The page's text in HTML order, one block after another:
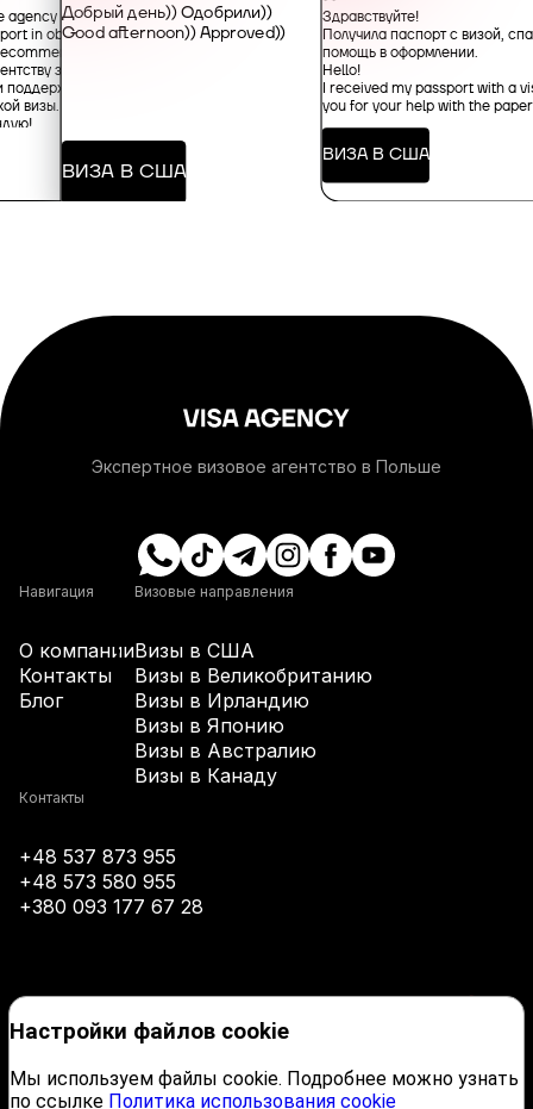
+1-684
+244
+1-268
+374
+61
+43
+1-242
+973
+1-246
agency for their
in obtaining an
за
в
визы.
Добрый день)) Одобрили))
Good afternoon)) Approved))
ВИЗА В США
Здравствуйте!
Получила паспорт с визой,
помощь в оформлении.
Hello!
I received my passport with a
you for your help with the
ВИЗА В США
Экспертное визовое агентство в Польше
Визовые направления
Визы в США
Визы в Великобританию
Визы в Ирландию
Визы в Японию
Визы в Австралию
Визы в Канаду
Навигация
О компании
Контакты
Блог
Контакты
+48 537 873 955
+48 573 580 955
+380 093 177 67 28
Настройки файлов cookie
Мы используем файлы cookie. Подробнее можно узнать
по ссылке Политика использования cookie